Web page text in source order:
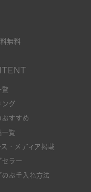
無料
覧
ング
おすすめ
一覧
ス・メディア掲載
セラー
のお手入れ方法